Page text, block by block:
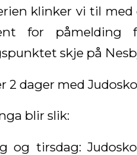
klinker vi til med
for påmelding
skje på
2 dager med
blir slik:
og tirsdag: